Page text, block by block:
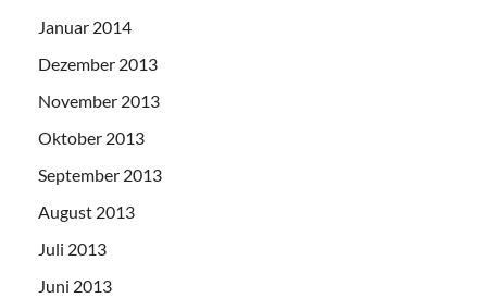
Januar 2014
Dezember 2013
November 2013
Oktober 2013
September 2013
August 2013
Juli 2013
Juni 2013